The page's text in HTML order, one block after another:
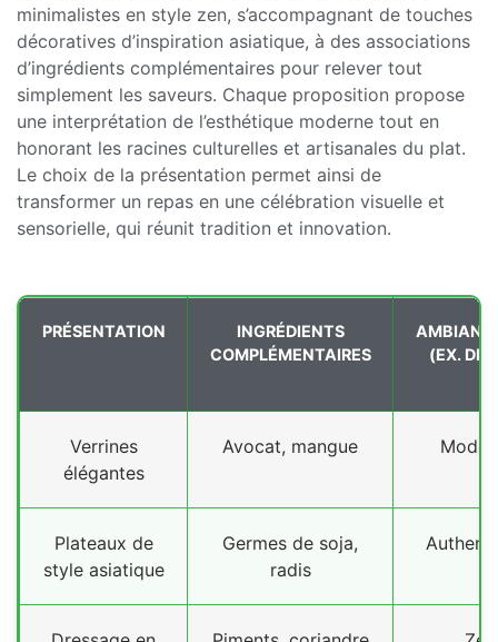
minimalistes en style zen, s’accompagnant de touches
décoratives d’inspiration asiatique, à des associations
d’ingrédients complémentaires pour relever tout
simplement les saveurs. Chaque proposition propose
une interprétation de l’esthétique moderne tout en
honorant les racines culturelles et artisanales du plat.
Le choix de la présentation permet ainsi de
transformer un repas en une célébration visuelle et
sensorielle, qui réunit tradition et innovation.
PRÉSENTATION
INGRÉDIENTS
COMPLÉMENTAIRES
(EX.
Verrines
élégantes
Avocat, mangue
Plateaux de
style asiatique
Germes de soja,
radis